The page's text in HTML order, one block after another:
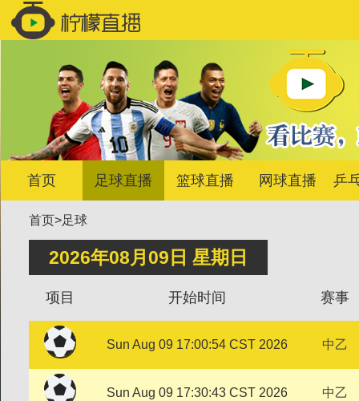
首页 足球直播 篮球直播 网球直播 乒
首页>足球
2026年08月09日 星期日
项目 开始时间 赛事
Sun Aug 09 17:00:54 CST 2026 中乙
Sun Aug 09 17:30:43 CST 2026 中乙